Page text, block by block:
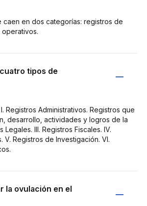
caen en dos categorías: registros de
tipos de
Registros Administrativos. Registros que
desarrollo, actividades y logros de la
Legales. III. Registros Fiscales. IV.
V. Registros de Investigación. VI.
la ovulación en el